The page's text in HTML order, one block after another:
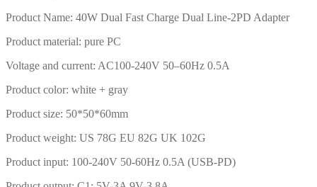
充
電
Eu
電
源
適
器
數
Product Name: 40W Dual Fast Charge Dual Line-2PD Adapter
Product material: pure PC
Voltage and current: AC100-240V 50–60Hz 0.5A
Product color: white + gray
Product size: 50*50*60mm
Product weight: US 78G EU 82G UK 102G
Product input: 100-240V 50-60Hz 0.5A (USB-PD)